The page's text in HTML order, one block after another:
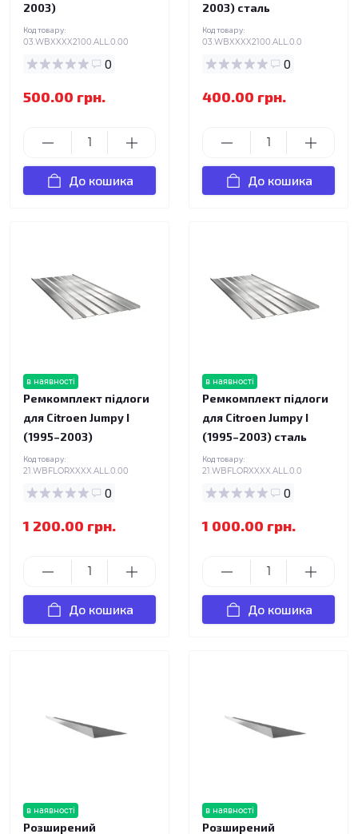
2003)
Код товару:
03.WBXXXX2100.ALL.0.00
0
500.00 грн.
До кошика
2003) сталь
Код товару:
03.WBXXXX2100.ALL.0.0
0
400.00 грн.
До кошика
в наявності
Ремкомплект підлоги
для Citroen Jumpy I
(1995–2003)
Код товару:
21.WBFLORXXXX.ALL.0.00
0
1 200.00 грн.
До кошика
в наявності
Ремкомплект підлоги
для Citroen Jumpy I
(1995–2003) сталь
Код товару:
21.WBFLORXXXX.ALL.0.0
0
1 000.00 грн.
До кошика
в наявності
Розширений
в наявності
Розширений